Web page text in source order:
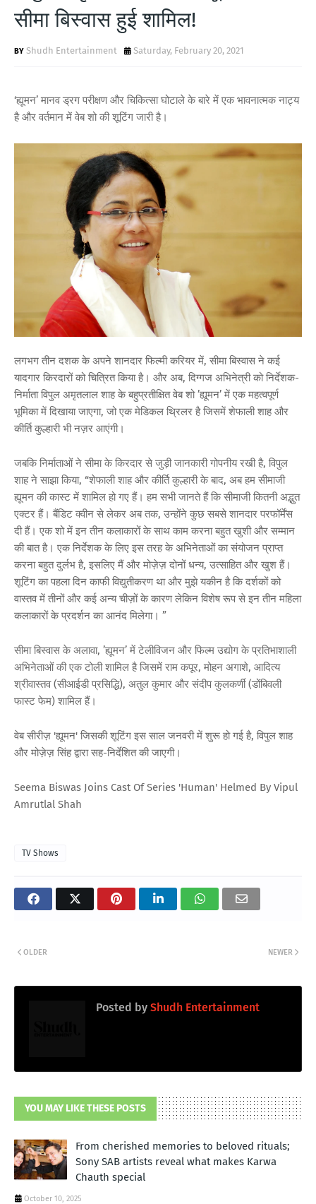
सीमा बिस्वास हुई शामिल!
Shudh Entertainment Saturday, February 20, 2021
‘ह्यूमन’ मानव ड्रग परीक्षण और चिकित्सा घोटाले के बारे में एक भावनात्मक नाट्य
है और वर्तमान में वेब शो की शूटिंग जारी है।
लगभग तीन दशक के अपने शानदार फिल्मी करियर में, सीमा बिस्वास ने कई
यादगार किरदारों को चित्रित किया है। और अब, दिग्गज अभिनेत्री को निर्देशक-
निर्माता विपुल अमृतलाल शाह के बहुप्रतीक्षित वेब शो ’ह्यूमन’ में एक महत्वपूर्ण
भूमिका में दिखाया जाएगा, जो एक मेडिकल थ्रिलर है जिसमें शेफाली शाह और
कीर्ति कुल्हारी भी नज़र आएंगी।
जबकि निर्माताओं ने सीमा के किरदार से जुड़ी जानकारी गोपनीय रखी है, विपुल
शाह ने साझा किया, “शेफाली शाह और कीर्ति कुल्हारी के बाद, अब हम सीमाजी
ह्यूमन की कास्ट में शामिल हो गए हैं। हम सभी जानते हैं कि सीमाजी कितनी अद्भुत
एक्टर हैं। बैंडिट क्वीन से लेकर अब तक, उन्होंने कुछ सबसे शानदार परफॉर्मेंस
दी हैं। एक शो में इन तीन कलाकारों के साथ काम करना बहुत खुशी और सम्मान
की बात है। एक निर्देशक के लिए इस तरह के अभिनेताओं का संयोजन प्राप्त
करना बहुत दुर्लभ है, इसलिए मैं और मोज़ेज़ दोनों धन्य, उत्साहित और खुश हैं।
शूटिंग का पहला दिन काफी विद्युतीकरण था और मुझे यकीन है कि दर्शकों को
वास्तव में तीनों और कई अन्य चीज़ों के कारण लेकिन विशेष रूप से इन तीन महिला
कलाकारों के प्रदर्शन का आनंद मिलेगा। ”
सीमा बिस्वास के अलावा, ’ह्यूमन’ में टेलीविजन और फिल्म उद्योग के प्रतिभाशाली
अभिनेताओं की एक टोली शामिल है जिसमें राम कपूर, मोहन अगाशे, आदित्य
श्रीवास्तव (सीआईडी ​​प्रसिद्धि), अतुल कुमार और संदीप कुलकर्णी (डोंबिवली
फास्ट फेम) शामिल हैं।
वेब सीरीज़ 'ह्यूमन' जिसकी शूटिंग इस साल जनवरी में शुरू हो गई है, विपुल शाह
और मोज़ेज़ सिंह द्वारा सह-निर्देशित की जाएगी।
Seema Biswas Joins Cast Of Series 'Human' Helmed By Vipul
Amrutlal Shah
TV Shows
NEWER
OLDER
Posted by Shudh Entertainment
YOU MAY LIKE THESE POSTS
From cherished memories to beloved rituals;
Sony SAB artists reveal what makes Karwa
Chauth special
October 10, 2025